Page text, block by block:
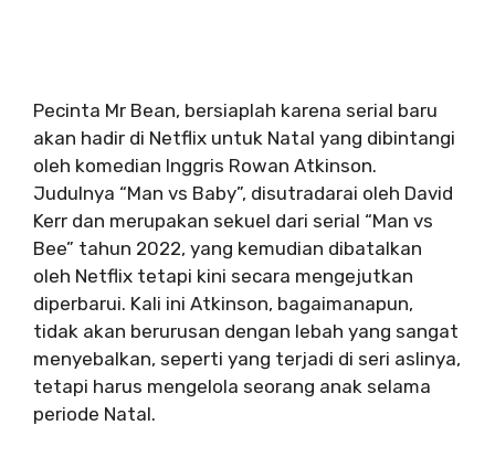
Pecinta Mr Bean, bersiaplah karena serial baru
akan hadir di Netflix untuk Natal yang dibintangi
oleh komedian Inggris Rowan Atkinson.
Judulnya “Man vs Baby”, disutradarai oleh David
Kerr dan merupakan sekuel dari serial “Man vs
Bee” tahun 2022, yang kemudian dibatalkan
oleh Netflix tetapi kini secara mengejutkan
diperbarui. Kali ini Atkinson, bagaimanapun,
tidak akan berurusan dengan lebah yang sangat
menyebalkan, seperti yang terjadi di seri aslinya,
tetapi harus mengelola seorang anak selama
periode Natal.